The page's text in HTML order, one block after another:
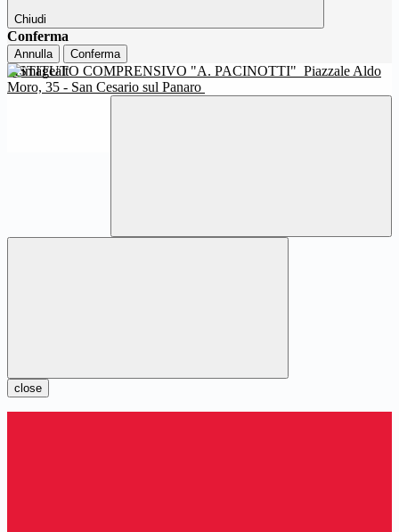
Chiudi
Conferma
Annulla Conferma
ISTITUTO COMPRENSIVO "A. PACINOTTI" Piazzale Aldo
Moro, 35 - San Cesario sul Panaro
close